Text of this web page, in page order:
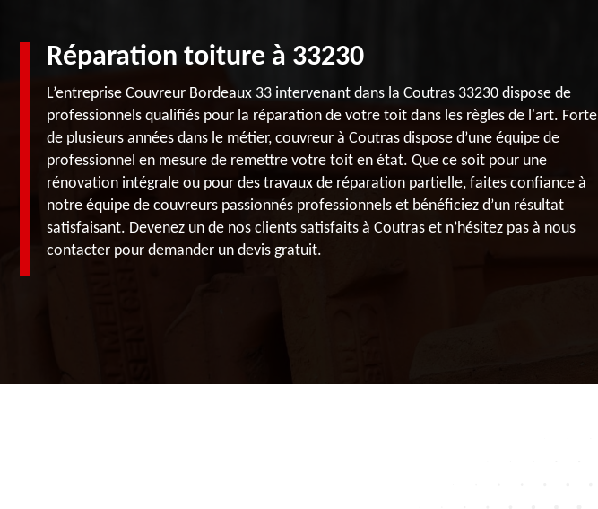
Réparation toiture à 33230
L’entreprise Couvreur Bordeaux 33 intervenant dans la Coutras 33230 dispose de
professionnels qualifiés pour la réparation de votre toit dans les règles de l'art. Forte
de plusieurs années dans le métier, couvreur à Coutras dispose d’une équipe de
professionnel en mesure de remettre votre toit en état. Que ce soit pour une
rénovation intégrale ou pour des travaux de réparation partielle, faites confiance à
notre équipe de couvreurs passionnés professionnels et bénéficiez d’un résultat
satisfaisant. Devenez un de nos clients satisfaits à Coutras et n’hésitez pas à nous
contacter pour demander un devis gratuit.